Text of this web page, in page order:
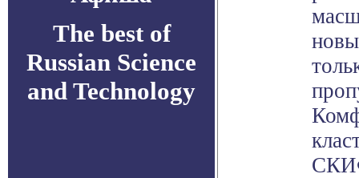
The best of
Russian Science
and Technology